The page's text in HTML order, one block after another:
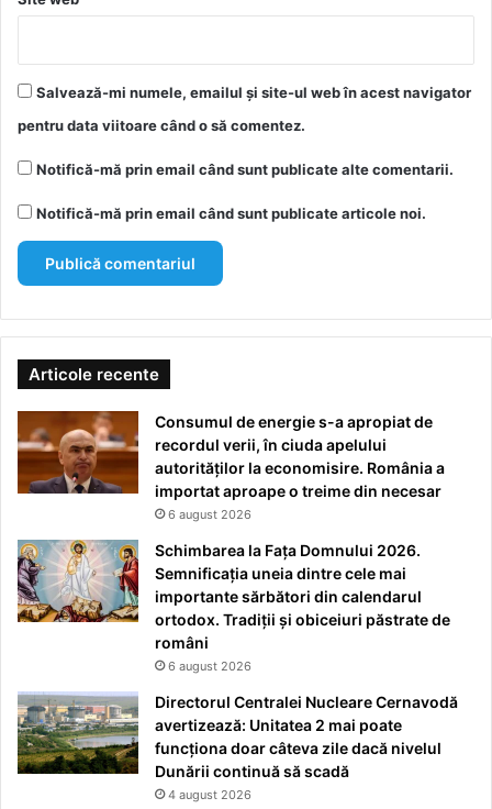
Salvează-mi numele, emailul și site-ul web în acest navigator
pentru data viitoare când o să comentez.
Notifică-mă prin email când sunt publicate alte comentarii.
Notifică-mă prin email când sunt publicate articole noi.
Articole recente
Consumul de energie s-a apropiat de
recordul verii, în ciuda apelului
autorităților la economisire. România a
importat aproape o treime din necesar
6 august 2026
Schimbarea la Fața Domnului 2026.
Semnificația uneia dintre cele mai
importante sărbători din calendarul
ortodox. Tradiții și obiceiuri păstrate de
români
6 august 2026
Directorul Centralei Nucleare Cernavodă
avertizează: Unitatea 2 mai poate
funcționa doar câteva zile dacă nivelul
Dunării continuă să scadă
4 august 2026